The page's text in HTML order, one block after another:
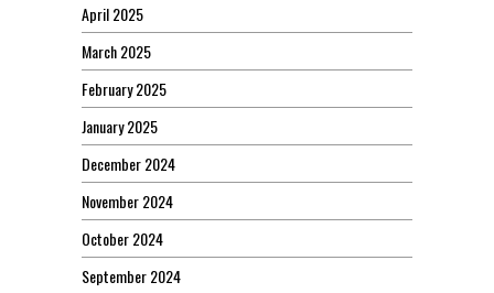
April 2025
March 2025
February 2025
January 2025
December 2024
November 2024
October 2024
September 2024